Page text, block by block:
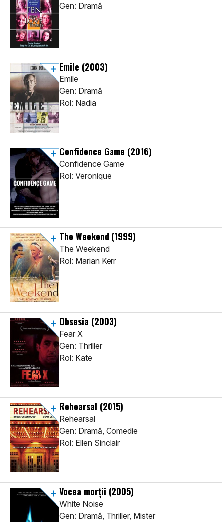
Gen: Dramă
Emile (2003)
Emile
Gen: Dramă
Rol: Nadia
Confidence Game (2016)
Confidence Game
Rol: Veronique
The Weekend (1999)
The Weekend
Rol: Marian Kerr
Obsesia (2003)
Fear X
Gen: Thriller
Rol: Kate
Rehearsal (2015)
Rehearsal
Gen: Dramă, Comedie
Rol: Ellen Sinclair
Vocea morții (2005)
White Noise
Gen: Dramă, Thriller, Mister